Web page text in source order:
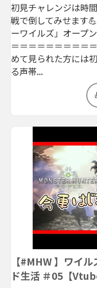
初見チャレンジは時
戦で倒してみせます
ーワイルズ」オープ
＝＝＝＝＝＝＝＝＝
めて見られた方には
る声帯...
【#MHW 】ワイ
ド生活 ＃05【